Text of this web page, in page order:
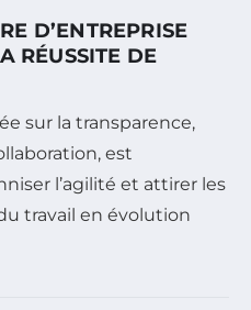
D’ENTREPRISE
RÉUSSITE DE
sur la transparence,
est
l’agilité et attirer les
travail en évolution